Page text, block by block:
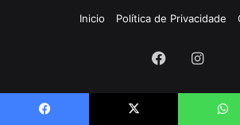
Inicio
Política de Privacidade
Facebook